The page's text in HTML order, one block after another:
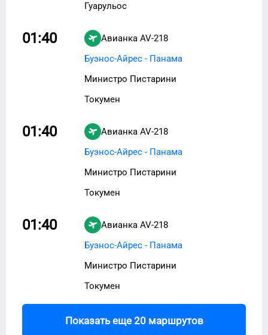
Гуарульос
01:40 Авианка AV-218
Буэнос-Айрес - Панама
Министро Пистарини
Токумен
01:40 Авианка AV-218
Буэнос-Айрес - Панама
Министро Пистарини
Токумен
01:40 Авианка AV-218
Буэнос-Айрес - Панама
Министро Пистарини
Токумен
Показать еще 20 маршрутов